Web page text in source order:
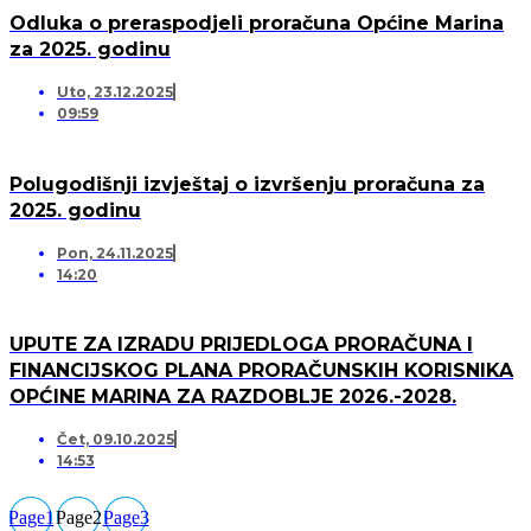
Odluka o preraspodjeli proračuna Općine Marina
za 2025. godinu
Uto, 23.12.2025
09:59
Polugodišnji izvještaj o izvršenju proračuna za
2025. godinu
Pon, 24.11.2025
14:20
UPUTE ZA IZRADU PRIJEDLOGA PRORAČUNA I
FINANCIJSKOG PLANA PRORAČUNSKIH KORISNIKA
OPĆINE MARINA ZA RAZDOBLJE 2026.-2028.
Čet, 09.10.2025
14:53
Page1Page2Page3